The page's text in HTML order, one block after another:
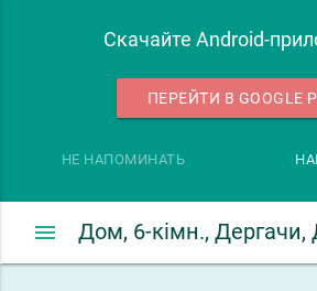
Скачайте Android-
ПЕРЕЙТИ В GOOGLE
НЕ НАПОМИНАТЬ
menu